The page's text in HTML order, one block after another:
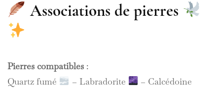
Associations de pierres
Pierres compatibles :
Quartz fumé
– Labradorite
– Calcédoine